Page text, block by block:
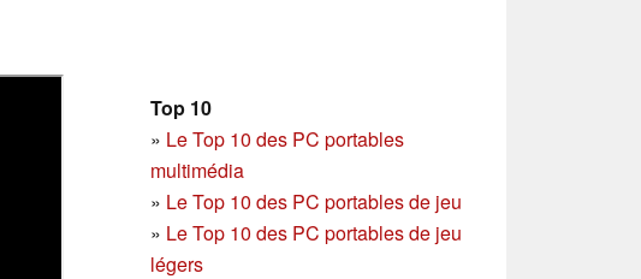
Top 10
» Le Top 10 des PC portables
multimédia
» Le Top 10 des PC portables de jeu
» Le Top 10 des PC portables de jeu
légers